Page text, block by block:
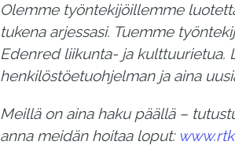
Olemme työntekijöillemme
tukena arjessasi. Tuemme
Edenred liikunta- ja kulttuurietua.
henkilöstöetuohjelman ja aina
Meillä on aina haku päällä –
anna meidän hoitaa loput: